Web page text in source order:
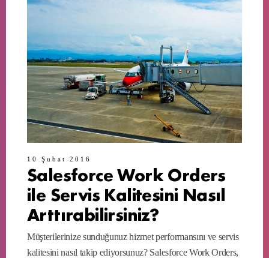
10 Şubat 2016
Salesforce Work Orders
ile Servis Kalitesini Nasıl
Arttırabilirsiniz?
Müşterilerinize sunduğunuz hizmet performansını ve servis
kalitesini nasıl takip ediyorsunuz? Salesforce Work Orders,